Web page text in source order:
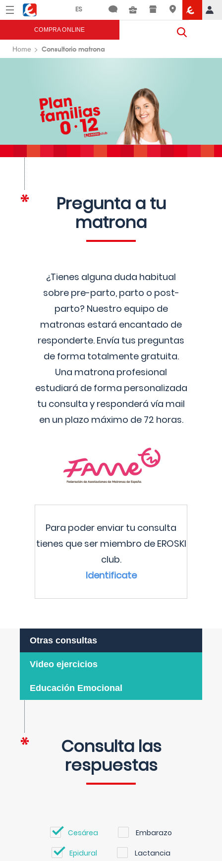
Menú Eroski
COMPRA ONLINE
Home Consultorio matrona
Pregunta a tu
matrona
¿Tienes alguna duda habitual
sobre pre-parto, parto o post-
parto? Nuestro equipo de
matronas estará encantado de
responderte. Envía tus preguntas
de forma totalmente gratuita.
Una matrona profesional
estudiará de forma personalizada
tu consulta y responderá vía mail
en un plazo máximo de 72 horas.
Para poder enviar tu consulta
tienes que ser miembro de EROSKI
club.
Identificate
Otras consultas
Video ejercicios
Educación Emocional
Consulta las
respuestas
Cesárea Embarazo
Epidural Lactancia